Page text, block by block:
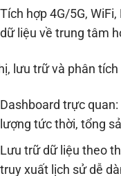
Tích hợp 4G/5G, WiFi,
dữ liệu về trung tâm
lưu trữ và phân tích
Dashboard trực
lượng tức thời, tổng
Lưu trữ dữ liệu theo
truy xuất lịch sử dễ